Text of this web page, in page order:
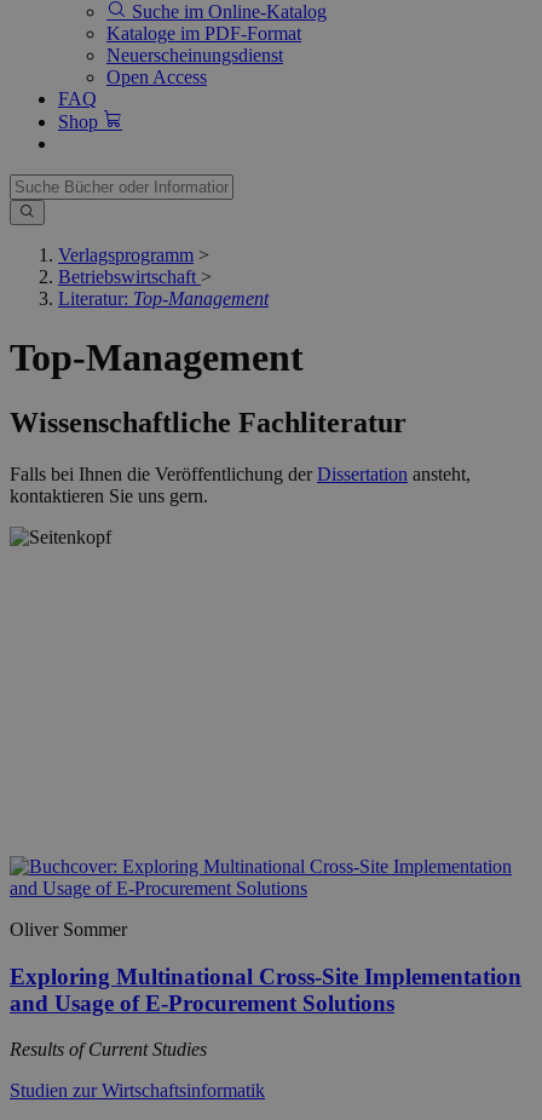
Suche im Online-Katalog
Kataloge im PDF-Format
Neuerscheinungsdienst
Open Access
FAQ
Shop
Verlagsprogramm >
Betriebswirtschaft >
Literatur: Top-Management
Top-Management
Wissenschaftliche Fachliteratur
Falls bei Ihnen die Veröffentlichung derDissertation ansteht,
kontaktieren Sie uns gern.
Oliver Sommer
Exploring Multinational Cross-Site Implementation
and Usage of E-Procurement Solutions
Results of Current Studies
Studien zur Wirtschaftsinformatik